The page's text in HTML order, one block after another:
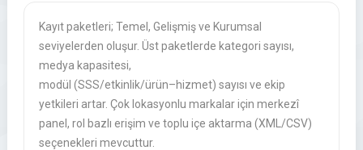
Kayıt paketleri; Temel , Gelişmişve Kurumsal
seviyelerden oluşur. Üst paketlerde kategori sayısı,
medya kapasitesi,
modül (SSS/etkinlik/ürün–hizmet) sayısı ve ekip
yetkileri artar. Çok lokasyonlu markalar için merkezî
panel, rol bazlı erişim ve toplu içe aktarma (XML/CSV)
seçenekleri mevcuttur.